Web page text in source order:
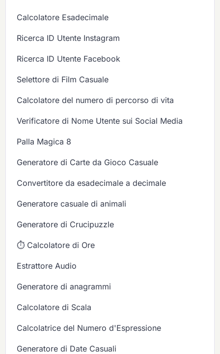
Calcolatore Esadecimale
Ricerca ID Utente Instagram
Ricerca ID Utente Facebook
Selettore di Film Casuale
Calcolatore del numero di percorso di vita
Verificatore di Nome Utente sui Social Media
Palla Magica 8
Generatore di Carte da Gioco Casuale
Convertitore da esadecimale a decimale
Generatore casuale di animali
Generatore di Crucipuzzle
⏱️ Calcolatore di Ore
Estrattore Audio
Generatore di anagrammi
Calcolatore di Scala
Calcolatrice del Numero d'Espressione
Generatore di Date Casuali